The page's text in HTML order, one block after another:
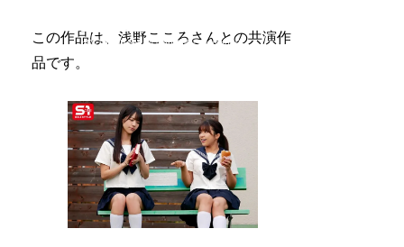
ー
ヤ
ー
bDvTdLDIMmoaA1rhpT8jOcQfc/sone0
この作品は、浅野こころさんとの共演作
品です。